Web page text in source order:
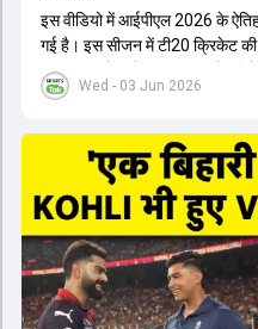
Wed - 03 Jun 2026
इस वीडियो में आईपीएल 2026 के
गई है। इस सीजन में टी20 क्रिकेट की
भारतीय बल्लेबाजों का स्ट्राइक रेट
1426 छक्के लगे और 65 बार टीमों ने
स्ट्राइक रेट के साथ मोस्ट वैल्युएबल
और बेंगलुरु के प्रदर्शन के साथ-साथ
के आंकड़ों का भी विश्लेषण किया गया